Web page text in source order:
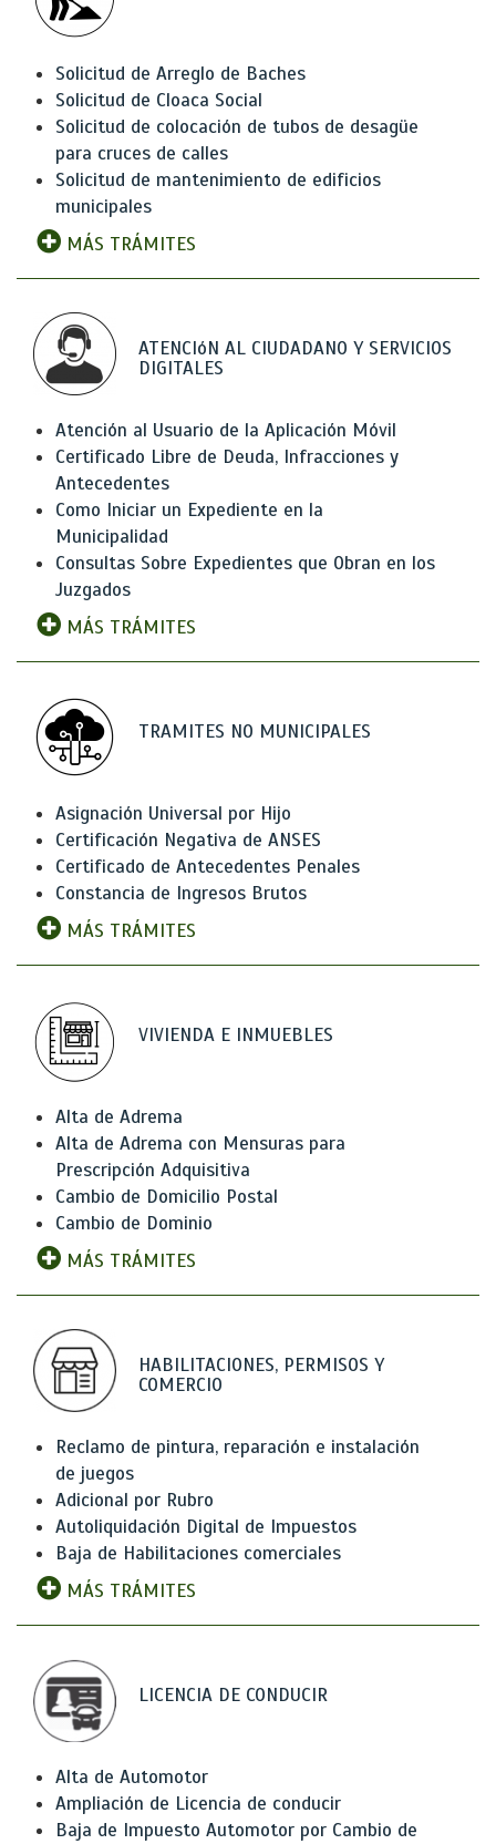
Solicitud de Arreglo de Baches
Solicitud de Cloaca Social
Solicitud de colocación de tubos de desagüe
para cruces de calles
Solicitud de mantenimiento de edificios
municipales
MÁS TRÁMITES
ATENCIóN AL CIUDADANO Y SERVICIOS
DIGITALES
Atención al Usuario de la Aplicación Móvil
Certificado Libre de Deuda, Infracciones y
Antecedentes
Como Iniciar un Expediente en la
Municipalidad
Consultas Sobre Expedientes que Obran en los
Juzgados
MÁS TRÁMITES
TRAMITES NO MUNICIPALES
Asignación Universal por Hijo
Certificación Negativa de ANSES
Certificado de Antecedentes Penales
Constancia de Ingresos Brutos
MÁS TRÁMITES
VIVIENDA E INMUEBLES
Alta de Adrema
Alta de Adrema con Mensuras para
Prescripción Adquisitiva
Cambio de Domicilio Postal
Cambio de Dominio
MÁS TRÁMITES
HABILITACIONES, PERMISOS Y
COMERCIO
Reclamo de pintura, reparación e instalación
de juegos
Adicional por Rubro
Autoliquidación Digital de Impuestos
Baja de Habilitaciones comerciales
MÁS TRÁMITES
LICENCIA DE CONDUCIR
Alta de Automotor
Ampliación de Licencia de conducir
Baja de Impuesto Automotor por Cambio de